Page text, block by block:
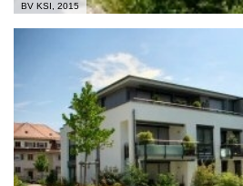
BV KSI, 2015